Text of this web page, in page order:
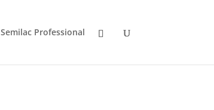
Semilac Professional